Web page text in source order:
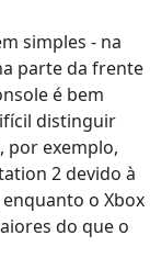
simples - na
parte da frente
é bem
distinguir
por exemplo,
2 devido à
o Xbox
do que o